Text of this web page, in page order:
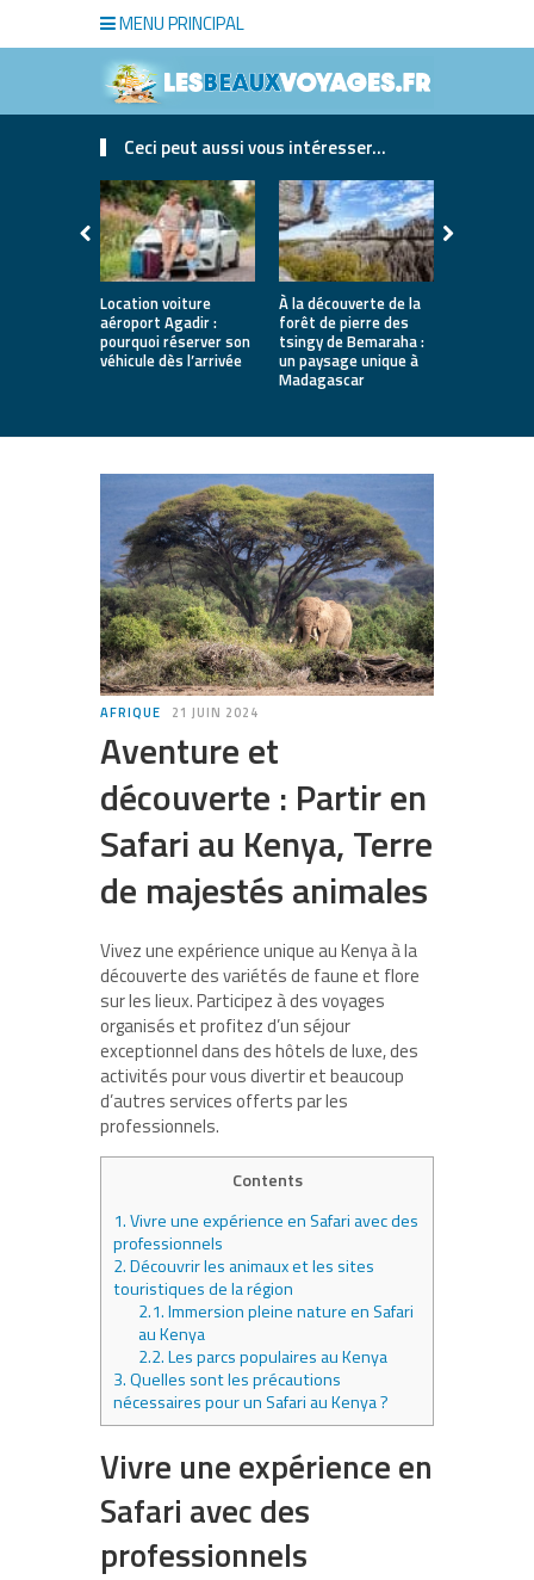
MENU PRINCIPAL
Ceci peut aussi vous intéresser...
Location voiture
aéroport Agadir :
pourquoi réserver son
véhicule dès l’arrivée
À la découverte de la
forêt de pierre des
tsingy de Bemaraha :
un paysage unique à
Madagascar
AFRIQUE 21 JUIN 2024
Aventure et
découverte : Partir en
Safari au Kenya, Terre
de majestés animales
Vivez une expérience unique au Kenya à la
découverte des variétés de faune et flore
sur les lieux. Participez à des voyages
organisés et profitez d’un séjour
exceptionnel dans des hôtels de luxe, des
activités pour vous divertir et beaucoup
d’autres services offerts par les
professionnels.
Contents
1.Vivre une expérience en Safari avec des
professionnels
2.Découvrir les animaux et les sites
touristiques de la région
2.1.Immersion pleine nature en Safari
au Kenya
2.2.Les parcs populaires au Kenya
3.Quelles sont les précautions
nécessaires pour un Safari au Kenya ?
Vivre une expérience en
Safari avec des
professionnels